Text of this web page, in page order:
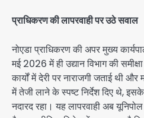
प्राधिकरण की लापरवाही पर उठे सवाल
नोएडा प्राधिकरण की अपर मुख्य
मई 2026 में ही उद्यान विभाग की
कार्यों में देरी पर नाराजगी जताई थी
में तेजी लाने के स्पष्ट निर्देश दिए थे,
नदारद रहा। यह लापरवाही अब